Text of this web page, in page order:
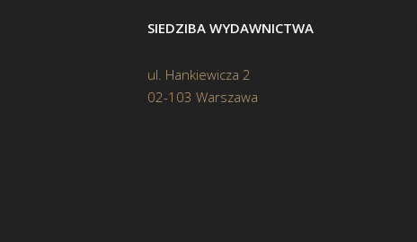
SIEDZIBA WYDAWNICTWA
ul. Hankiewicza 2
02-103 Warszawa